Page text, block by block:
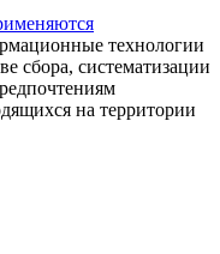
технологии
сбора, систематизации
на территории